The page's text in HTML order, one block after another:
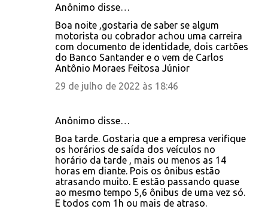
Anônimo disse…
Boa noite ,gostaria de saber se algum
motorista ou cobrador achou uma carreira
com documento de identidade, dois cartões
do Banco Santander e o vem de Carlos
Antônio Moraes Feitosa Júnior
29 de julho de 2022 às 18:46
Anônimo disse…
Boa tarde. Gostaria que a empresa verifique
os horários de saída dos veículos no
horário da tarde , mais ou menos as 14
horas em diante. Pois os ônibus estão
atrasando muito. E estão passando quase
ao mesmo tempo 5,6 ônibus de uma vez só.
E todos com 1h ou mais de atraso.